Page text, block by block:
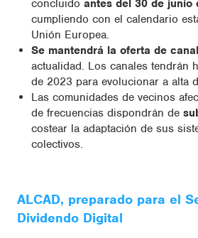
concluido antes del 30 de junio
cumpliendo con el calendario
Unión Europea.
Se mantendrá la oferta de
actualidad. Los canales tendrán
de 2023 para evolucionar a alta
Las comunidades de vecinos
de frecuencias dispondrán de
costear la adaptación de sus
colectivos.
ALCAD, preparado para el
Dividendo Digital